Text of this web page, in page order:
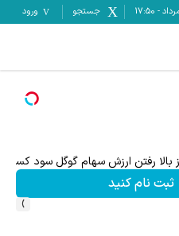
-
17:50 جستجو ورود
ثبت نام کنید
›